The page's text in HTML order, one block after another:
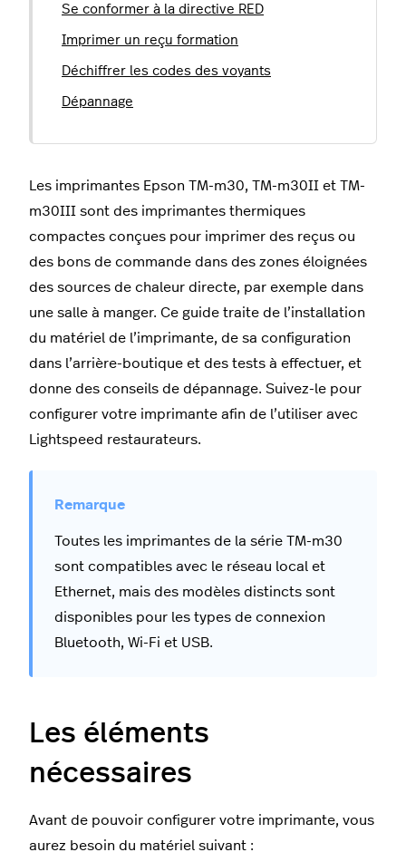
Se conformer à la directive RED
Imprimer un reçu formation
Déchiffrer les codes des voyants
Dépannage
Les imprimantes Epson TM-m30, TM-m30II et TM-
m30III sont des imprimantes thermiques
compactes conçues pour imprimer des reçus ou
des bons de commande dans des zones éloignées
des sources de chaleur directe, par exemple dans
une salle à manger. Ce guide traite de l’installation
du matériel de l’imprimante, de sa configuration
dans l’arrière-boutique et des tests à effectuer, et
donne des conseils de dépannage. Suivez-le pour
configurer votre imprimante afin de l’utiliser avec
Lightspeed restaurateurs.
Toutes les imprimantes de la série TM-m30
sont compatibles avec le réseau local et
Ethernet, mais des modèles distincts sont
disponibles pour les types de connexion
Bluetooth, Wi-Fi et USB.
Les éléments
nécessaires
Avant de pouvoir configurer votre imprimante, vous
aurez besoin du matériel suivant :